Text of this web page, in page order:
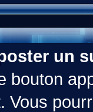
un
bouton
Vous